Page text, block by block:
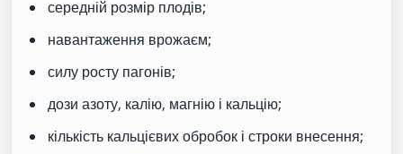
середній розмір плодів;
навантаження врожаєм;
силу росту пагонів;
дози азоту, калію, магнію і кальцію;
кількість кальцієвих обробок і строки внесення;